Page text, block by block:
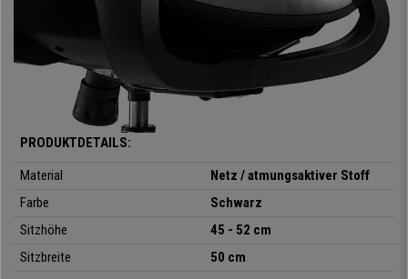
werden. Zudem lässt sich der Stuhl an das eigene Körpergewicht
anpassen und sorgt so stets für den passenden Gegendruck beim
Zurücklehnen. Die einfache und intuitive Handhabung ermöglicht die
optimale Nutzung aller Funktionen und sorgt für ein Plus an Komfort.
Herstellungsmaterialienzeichnen sich durch ihre
Solidität und Verarbeitung
Stahlverleiht dem Stuhl ein Hauch von Stil und Eleganz, der nicht schadet,
Abmessungen, Sicherheit, Stabilität, Widerstand und Haltbarkeit
entwickelt und produziert.
Jetztbei
umfassendsten Garantie und dem besten Kundenservice.
PRODUKTDETAILS:
Material
Netz / atmungsaktiver Stoff
Farbe
Schwarz
Sitzhöhe
45 - 52 cm
Sitzbreite
50 cm